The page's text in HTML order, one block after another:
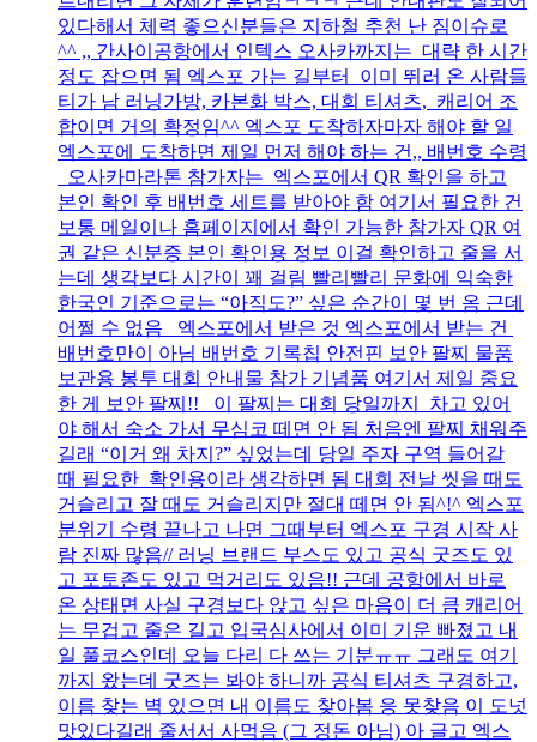
있다해서 체력 좋으신분들은 지하철 추천 난 짐이슈로
^^ ,, 간사이공항에서 인텍스 오사카까지는 대략 한 시간
정도 잡으면 됨 엑스포 가는 길부터 이미 뛰러 온 사람들
티가 남 러닝가방, 카본화 박스, 대회 티셔츠, 캐리어 조
합이면 거의 확정임^^ 엑스포 도착하자마자 해야 할 일
엑스포에 도착하면 제일 먼저 해야 하는 건,, 배번호 수령
오사카마라톤 참가자는 엑스포에서 QR 확인을 하고
본인 확인 후 배번호 세트를 받아야 함 여기서 필요한 건
보통 메일이나 홈페이지에서 확인 가능한 참가자 QR 여
권 같은 신분증 본인 확인용 정보 이걸 확인하고 줄을 서
는데 생각보다 시간이 꽤 걸림 빨리빨리 문화에 익숙한
한국인 기준으로는 “아직도?” 싶은 순간이 몇 번 옴 근데
어쩔 수 없음 엑스포에서 받은 것 엑스포에서 받는 건
배번호만이 아님 배번호 기록칩 안전핀 보안 팔찌 물품
보관용 봉투 대회 안내물 참가 기념품 여기서 제일 중요
한 게 보안 팔찌!! 이 팔찌는 대회 당일까지 차고 있어
야 해서 숙소 가서 무심코 떼면 안 됨 처음엔 팔찌 채워주
길래 “이거 왜 차지?” 싶었는데 당일 주자 구역 들어갈
때 필요한 확인용이라 생각하면 됨 대회 전날 씻을 때도
거슬리고 잘 때도 거슬리지만 절대 떼면 안 됨^!^ 엑스포
분위기 수령 끝나고 나면 그때부터 엑스포 구경 시작 사
람 진짜 많음// 러닝 브랜드 부스도 있고 공식 굿즈도 있
고 포토존도 있고 먹거리도 있음!! 근데 공항에서 바로
온 상태면 사실 구경보다 앉고 싶은 마음이 더 큼 캐리어
는 무겁고 줄은 길고 입국심사에서 이미 기운 빠졌고 내
일 풀코스인데 오늘 다리 다 쓰는 기분ㅠㅠ 그래도 여기
까지 왔는데 굿즈는 봐야 하니까 공식 티셔츠 구경하고,
이름 찾는 벽 있으면 내 이름도 찾아봄 응 못찾음 이 도넛
맛있다길래 줄서서 사먹음 (그 정돈 아님) 아 글고 엑스